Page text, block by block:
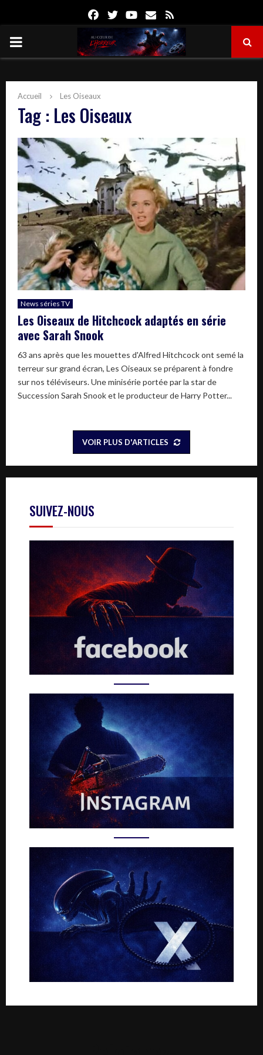
FacebookTwitterYoutube
Email
PRIMARY
Accueil Les Oiseaux
Tag : Les Oiseaux
News séries TV
Les Oiseaux de Hitchcock adaptés en série
avec Sarah Snook
63 ans après que les mouettes d'Alfred Hitchcock ont semé la
terreur sur grand écran, Les Oiseaux se préparent à fondre
sur nos téléviseurs. Une minisérie portée par la star de
Succession Sarah Snook et le producteur de Harry Potter...
VOIR PLUS D'ARTICLES
SUIVEZ-NOUS